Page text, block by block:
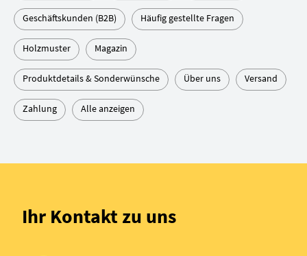
Geschäftskunden (B2B) Häufig gestellte Fragen
Holzmuster Magazin
Produktdetails & Sonderwünsche Über uns Versand
Zahlung Alle anzeigen
Ihr Kontakt zu uns